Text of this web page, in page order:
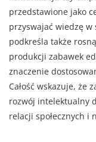
przedstawione jako
przyswajać wiedzę
podkreśla także
produkcji zabawek
znaczenie
Całość wskazuje, że
rozwój intelektualny
relacji społecznych i